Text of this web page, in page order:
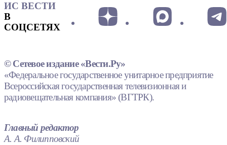
ИС ВЕСТИ
В
СОЦСЕТЯХ
© Сетевое издание «Вести.Ру»
«Федеральное государственное унитарное предприятие
Всероссийская государственная телевизионная и
радиовещательная компания» (ВГТРК).
Главный редактор
А. А. Филипповский